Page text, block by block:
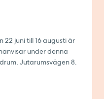
22 juni till 16 augusti är
under denna
Jutarumsvägen 8.